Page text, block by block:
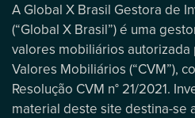
A Global X Brasil Gestora de
(“Global X Brasil”) é uma
valores mobiliários autorizada
Valores Mobiliários (“CVM”),
Resolução CVM n° 21/2021.
material deste site destina-se